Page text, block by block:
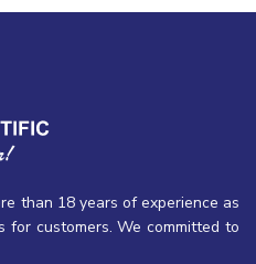
than 18 years of experience as
customers. We committed to